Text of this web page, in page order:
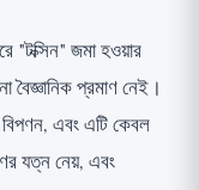
"টক্সিন" জমা হওয়ার
বৈজ্ঞানিক প্রমাণ নেই।
বিপণন, এবং এটি কেবল
যত্ন নেয়, এবং